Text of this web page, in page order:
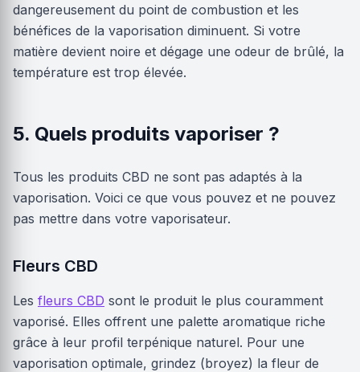
dangereusement du point de combustion et les
bénéfices de la vaporisation diminuent. Si votre
matière devient noire et dégage une odeur de brûlé, la
température est trop élevée.
5. Quels produits vaporiser ?
Tous les produits CBD ne sont pas adaptés à la
vaporisation. Voici ce que vous pouvez et ne pouvez
pas mettre dans votre vaporisateur.
Fleurs CBD
Les fleurs CBD sont le produit le plus couramment
vaporisé. Elles offrent une palette aromatique riche
grâce à leur profil terpénique naturel. Pour une
vaporisation optimale, grindez (broyez) la fleur de